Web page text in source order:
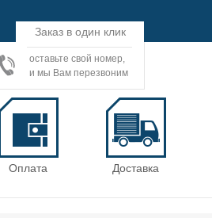
Заказ в один клик
оставьте свой номер,
и мы Вам перезвоним
Оплата Доставка